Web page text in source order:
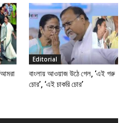
Editorial
বাংলায় আওয়াজ উঠে গেল, ‘এই গরু
চোর’, ‘এই চাকরি চোর’